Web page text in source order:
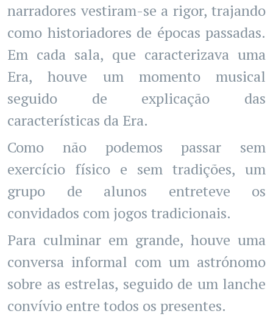
narradores vestiram-se a rigor, trajando
como historiadores de épocas passadas.
Em cada sala, que caracterizava uma
Era, houve um momento musical
seguido de explicação das
características da Era.
Como não podemos passar sem
exercício físico e sem tradições, um
grupo de alunos entreteve os
convidados com jogos tradicionais.
Para culminar em grande, houve uma
conversa informal com um astrónomo
sobre as estrelas, seguido de um lanche
convívio entre todos os presentes.